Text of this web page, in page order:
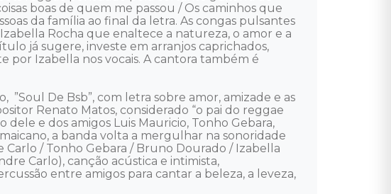
boas de quem me passou / Os caminhos que
da família ao final da letra. As congas pulsantes
Rocha que enaltece a natureza, o amor e a
já sugere, investe em arranjos caprichados,
Izabella nos vocais. A cantora também é
”Soul De Bsb”, com letra sobre amor, amizade e as
Renato Matos, considerado “o pai do reggae
dele e dos amigos Luis Mauricio, Tonho Gebara,
a banda volta a mergulhar na sonoridade
Carlo / Tonho Gebara / Bruno Dourado / Izabella
Carlo), canção acústica e intimista,
entre amigos para cantar a beleza, a leveza,